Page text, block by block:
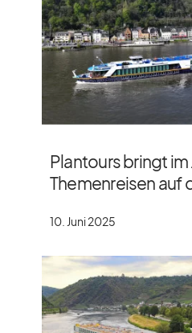
Plantours bringt
Themenreisen auf
10. Juni 2025